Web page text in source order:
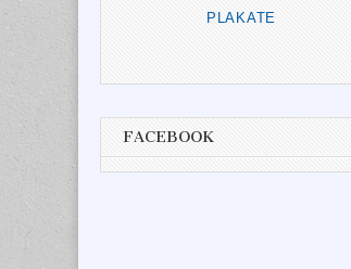
PLAKATE
FACEBOOK